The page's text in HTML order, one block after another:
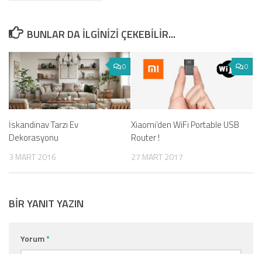
BUNLAR DA ILGINIZI ÇEKEBILIR...
0
İskandinav Tarzı Ev
Dekorasyonu
3 MART 2016
0
Xiaomi’den WiFi Portable USB
Router !
27 MART 2017
BIR YANIT YAZIN
Yorum*